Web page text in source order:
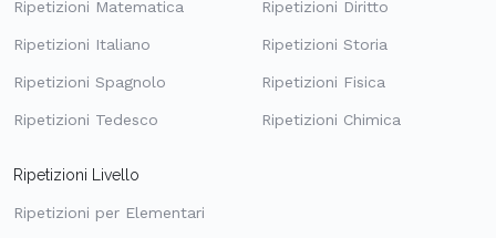
Ripetizioni Matematica
Ripetizioni Italiano
Ripetizioni Spagnolo
Ripetizioni Tedesco
Ripetizioni Diritto
Ripetizioni Storia
Ripetizioni Fisica
Ripetizioni Chimica
Ripetizioni Livello
Ripetizioni per Elementari